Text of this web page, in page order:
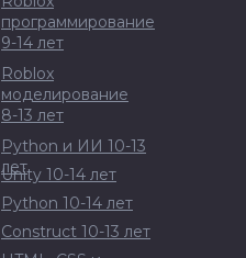
Python и ИИ 10-13
лет
программирование
9-14 лет
Unity 10-14 лет
Python 10-14 лет
Construct 10-13 лет
Roblox
моделирование
8-13 лет